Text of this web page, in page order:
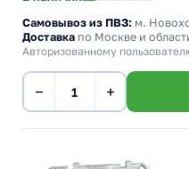
Самовывоз из ПВЗ: м.
Доставка по Москве и
Авторизованному
− +